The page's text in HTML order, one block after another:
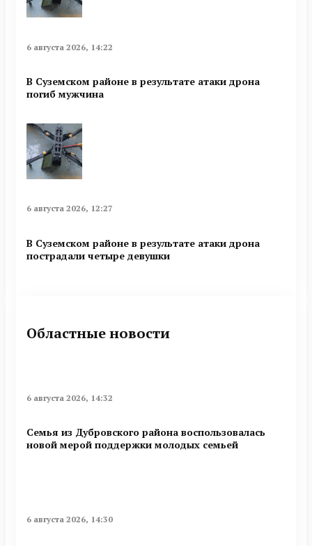
6 августа 2026, 14:22
В Суземском районе в результате атаки дрона
погиб мужчина
6 августа 2026, 12:27
В Суземском районе в результате атаки дрона
пострадали четыре девушки
Областные новости
6 августа 2026, 14:32
Семья из Дубровского района воспользовалась
новой мерой поддержки молодых семьей
6 августа 2026, 14:30